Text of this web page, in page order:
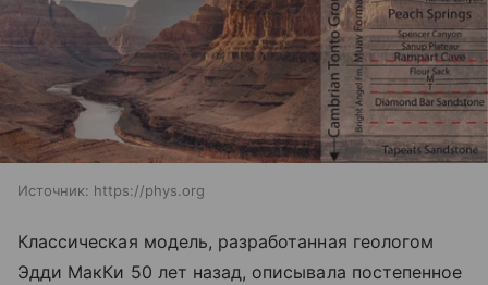
Источник: https://phys.org
Классическая модель, разработанная геологом
Эдди МакКи 50 лет назад, описывала постепенное